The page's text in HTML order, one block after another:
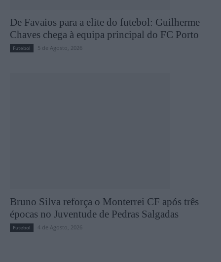
De Favaios para a elite do futebol: Guilherme
Chaves chega à equipa principal do FC Porto
Futebol 5 de Agosto, 2026
Bruno Silva reforça o Monterrei CF após três
épocas no Juventude de Pedras Salgadas
Futebol 4 de Agosto, 2026